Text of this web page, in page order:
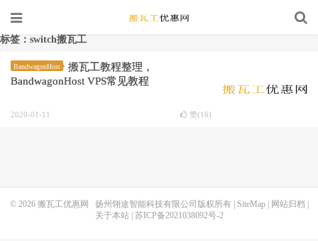
标签：switch搬瓦工
BandwagonHost
搬瓦工教程整理，
BandwagonHost VPS常见教程
2020-01-11 赞(16)
© 2026 搬瓦工优惠网 扬州翎途智能科技有限公司版权所有 | SiteMap| 网站归档
关于本站| 苏ICP备2021038092号-2